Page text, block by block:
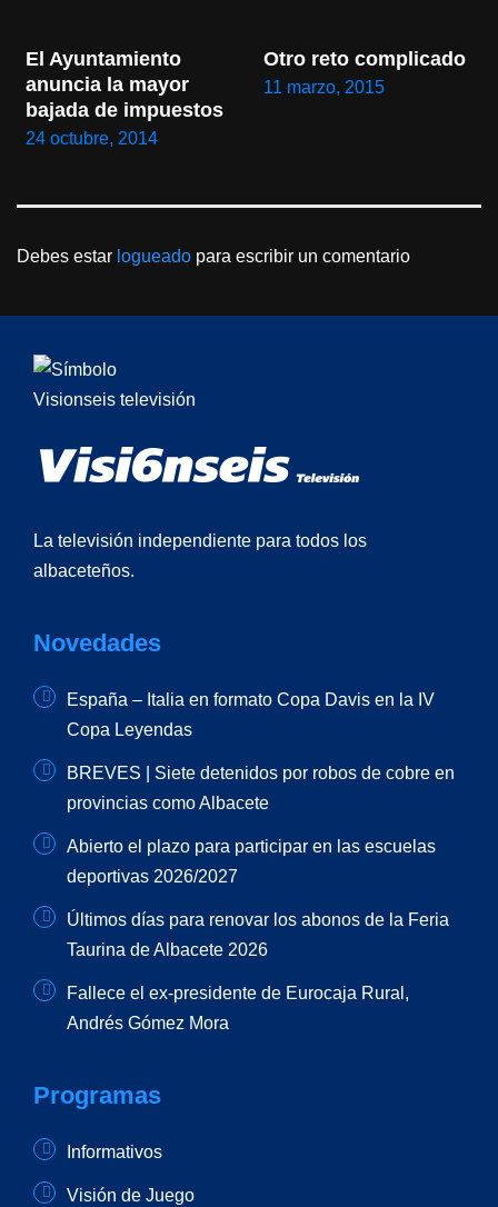
El Ayuntamiento
anuncia la mayor
bajada de impuestos
24 octubre, 2014
Otro reto complicado
11 marzo, 2015
Debes estar logueado para escribir un comentario
La televisión independiente para todos los
albaceteños.
Novedades
España – Italia en formato Copa Davis en la IV
Copa Leyendas
BREVES | Siete detenidos por robos de cobre en
provincias como Albacete
Abierto el plazo para participar en las escuelas
deportivas 2026/2027
Últimos días para renovar los abonos de la Feria
Taurina de Albacete 2026
Fallece el ex-presidente de Eurocaja Rural,
Andrés Gómez Mora
Programas
Informativos
Visión de Juego